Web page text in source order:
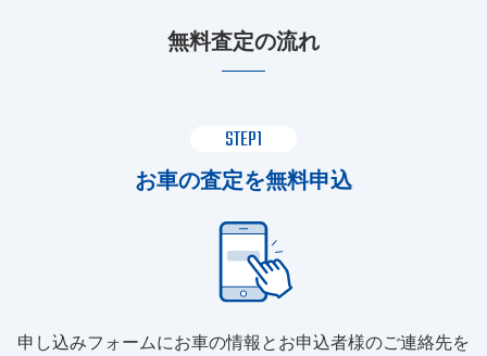
無料査定の流れ
STEP1
お車の査定を無料申込
申し込みフォームにお車の情報とお申込者様のご連絡先を